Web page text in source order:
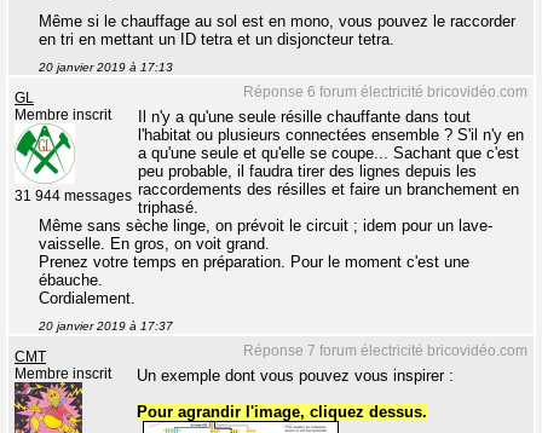
Même si le chauffage au sol est en mono, vous pouvez le raccorder
en tri en mettant un ID tetra et un disjoncteur tetra.
20 janvier 2019 à 17:13
Réponse 6 forum électricité bricovidéo.com
GL
Membre inscrit
31 944 messages
Il n'y a qu'une seule résille chauffante dans tout
l'habitat ou plusieurs connectées ensemble ? S'il n'y en
a qu'une seule et qu'elle se coupe... Sachant que c'est
peu probable, il faudra tirer des lignes depuis les
raccordements des résilles et faire un branchement en
triphasé.
Même sans sèche linge, on prévoit le circuit ; idem pour un lave-
vaisselle. En gros, on voit grand.
Prenez votre temps en préparation. Pour le moment c'est une
ébauche.
Cordialement.
20 janvier 2019 à 17:37
Réponse 7 forum électricité bricovidéo.com
CMT
Membre inscrit
Un exemple dont vous pouvez vous inspirer :
Pour agrandir l'image, cliquez dessus.